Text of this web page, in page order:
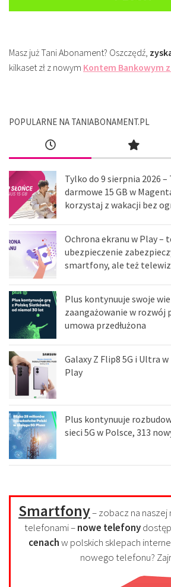
Masz już Tani Abonament? Oszczędź,
kilkaset zł z nowym Kontem Bankowym
POPULARNE NA TANIABONAMENT.PL
Tylko do 9 sierpnia 2026
darmowe 15 GB w
korzystaj z wakacji bez
Ochrona ekranu w Play –
ubezpieczenie
smartfony, ale też
Plus kontynuuje swoje
zaangażowanie w rozwój
umowa przedłużona
Galaxy Z Flip8 5G i Ultra
Play
Plus kontynuuje
sieci 5G w Polsce, 313
Smartfony– zobacz na
telefonami –nowe telefony
cenachw polskich sklepach
nowego telefonu?